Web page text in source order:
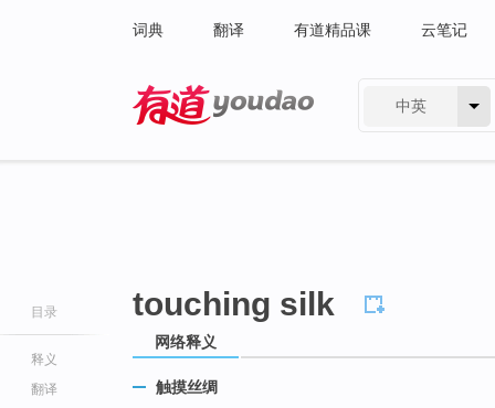
词典 翻译 有道精品课 云笔记
中英
目录
释义
翻译
touching silk
网络释义
触摸丝绸